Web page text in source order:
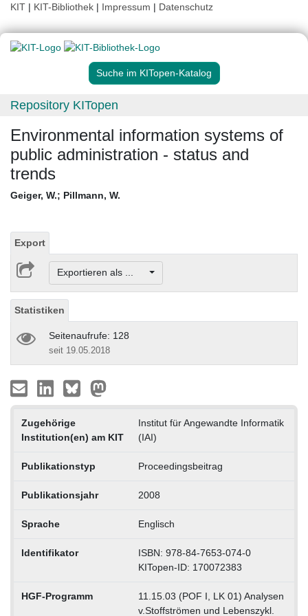
KIT | KIT-Bibliothek | Impressum | Datenschutz
Suche im KITopen-Katalog
Repository KITopen
Environmental information systems of
public administration - status and
trends
Geiger, W.; Pillmann, W.
Export
Exportieren als ...
Statistiken
Seitenaufrufe: 128
seit 19.05.2018
Zugehörige
Institution(en) am KIT
Institut für Angewandte Informatik
(IAI)
Publikationstyp Proceedingsbeitrag
Publikationsjahr 2008
Sprache Englisch
Identifikator
ISBN: 978-84-7653-074-0
KITopen-ID: 170072383
HGF-Programm
11.15.03 (POF I, LK 01) Analysen
v.Stoffströmen und Lebenszykl.